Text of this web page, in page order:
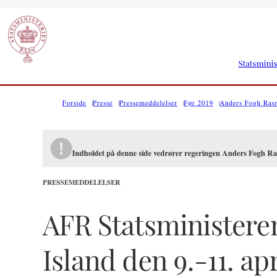
Forside Presse Pressemeddelelser Før 2019 Anders Fogh
Indholdet på denne side vedrører regeringen Anders Fogh
PRESSEMEDDELELSER
AFR
Island den 9.-11.